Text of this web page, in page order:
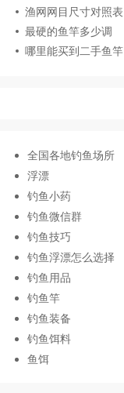
渔网网目尺寸对照表
最硬的鱼竿多少调
哪里能买到二手鱼竿
全国各地钓鱼场所
浮漂
钓鱼小药
钓鱼微信群
钓鱼技巧
钓鱼浮漂怎么选择
钓鱼用品
钓鱼竿
钓鱼装备
钓鱼饵料
鱼饵